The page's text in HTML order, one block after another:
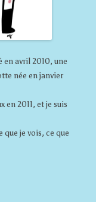
en avril 2010, une
née en janvier
en 2011, et je suis
que je vois, ce que